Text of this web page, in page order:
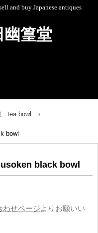
幽篁堂
and buy Japanese antiques
tea bowl ›
bowl
black bowl
わせページよりお願いい